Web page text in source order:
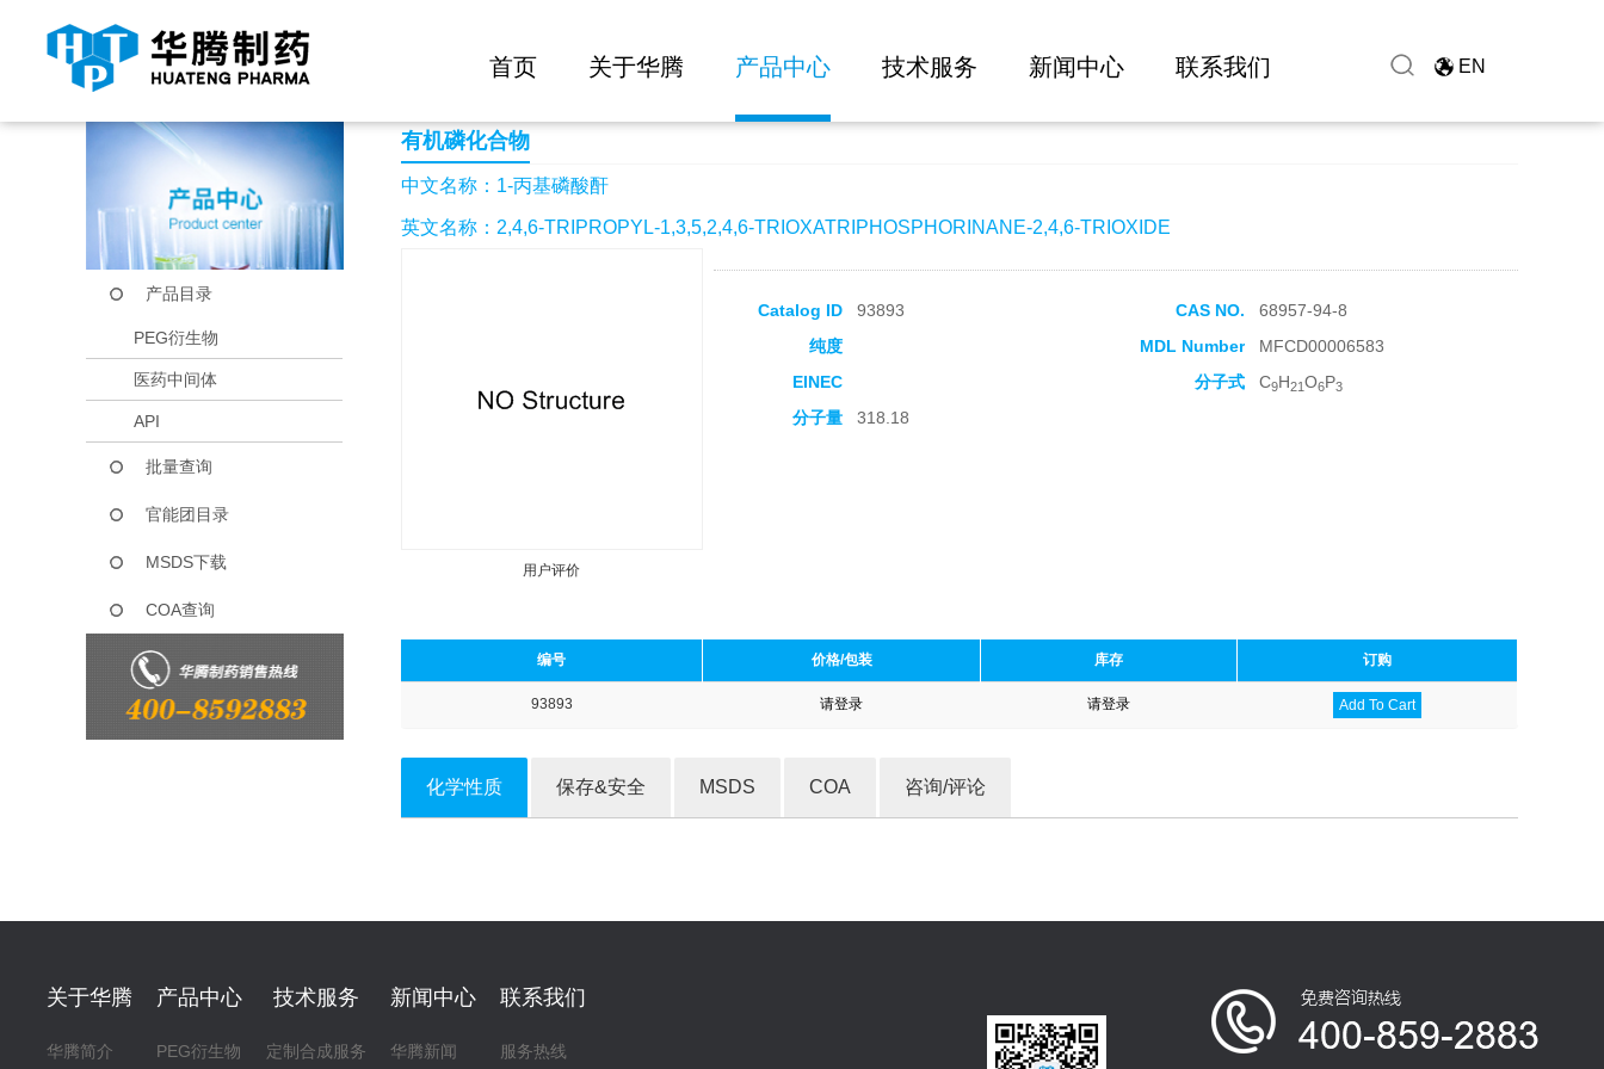
首页 关于华腾 产品中心 技术服务 新闻中心 联系我们 EN
当前位置： 首页 产品中心
产品目录
PEG衍生物
医药中间体
API
批量查询
官能团目录
MSDS下载
COA查询
有机磷化合物
中文名称：1-丙基磷酸酐
英文名称：2,4,6-TRIPROPYL-1,3,5,2,4,6-TRIOXATRIPHOSPHORINANE-2,4,6-TRIOXIDE
用户评价
Catalog ID 93893 CAS NO.
68957-94-8
纯度
MDL Number
MFCD00006583
EINEC
分子式 C9H21O6P3
分子量 318.18
编号 价格/包装 库存 订购
93893 请登录 请登录 Add To Cart
化学性质 保存&安全 MSDS COA 咨询/评论
关于华腾
华腾简介
产品中心
PEG衍生物
技术服务
定制合成服务
新闻中心
华腾新闻
联系我们
服务热线